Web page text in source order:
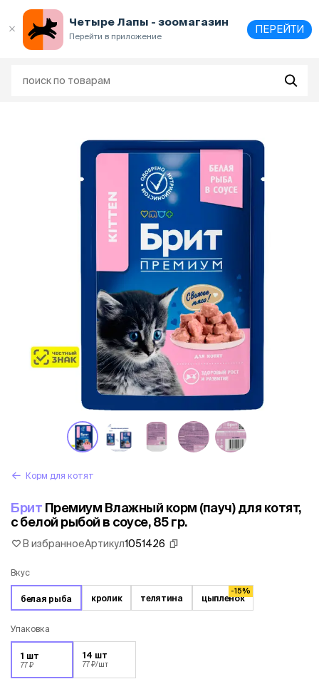
Четыре Лапы - зоомагазин
Перейти в приложение
ПЕРЕЙТИ
Корм для котят
Брит Премиум Влажный корм (пауч) для котят,
с белой рыбой в соусе, 85 гр.
В избранноеАртикул1051426
Вкус
белая рыба кролик телятина цыпленок
-15%
Упаковка
1 шт
77 ₽
14 шт
77 ₽/шт